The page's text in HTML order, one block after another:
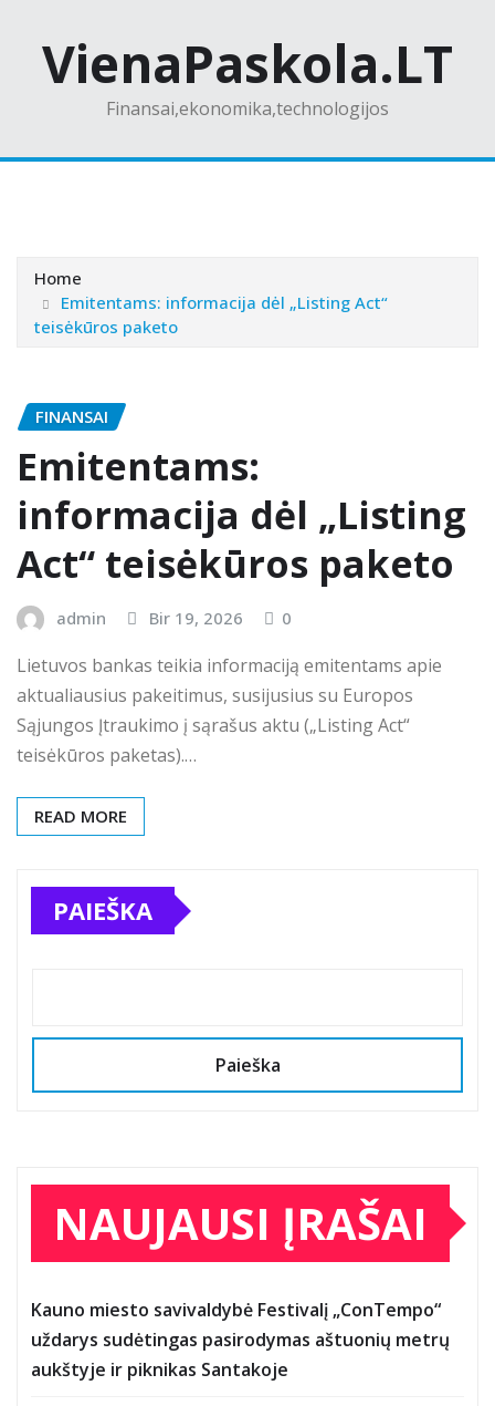
contentVienaPaskola.LT
Finansai,ekonomika,technologijos
Home
Emitentams: informacija dėl „Listing Act“
teisėkūros paketo
FINANSAI
Emitentams:
informacija dėl „Listing
Act“ teisėkūros paketo
admin Bir 19, 2026 0
Lietuvos bankas teikia informaciją emitentams apie
aktualiausius pakeitimus, susijusius su Europos
Sąjungos Įtraukimo į sąrašus aktu („Listing Act“
teisėkūros paketas).…
READ MORE
PAIEŠKA
Paieška
NAUJAUSI ĮRAŠAI
Kauno miesto savivaldybė Festivalį „ConTempo“
uždarys sudėtingas pasirodymas aštuonių metrų
aukštyje ir piknikas Santakoje